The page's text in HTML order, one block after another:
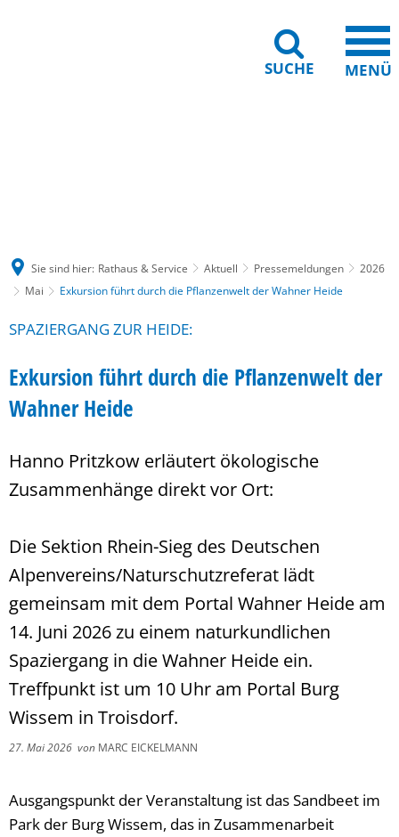
SUCHE MENÜ
Sie sind hier: Rathaus & Service Aktuell Pressemeldungen
2026
Mai
Exkursion führt durch die Pflanzenwelt der Wahner Heide
SPAZIERGANG ZUR HEIDE:
Exkursion führt durch die Pflanzenwelt der
Wahner Heide
Hanno Pritzkow erläutert ökologische
Zusammenhänge direkt vor Ort:
Die Sektion Rhein-Sieg des Deutschen
Alpenvereins/Naturschutzreferat lädt
gemeinsam mit dem Portal Wahner Heide am
14. Juni 2026 zu einem naturkundlichen
Spaziergang in die Wahner Heide ein.
Treffpunkt ist um 10 Uhr am Portal Burg
Wissem in Troisdorf.
27. Mai 2026 von MARC EICKELMANN
Ausgangspunkt der Veranstaltung ist das Sandbeet im
Park der Burg Wissem, das in Zusammenarbeit